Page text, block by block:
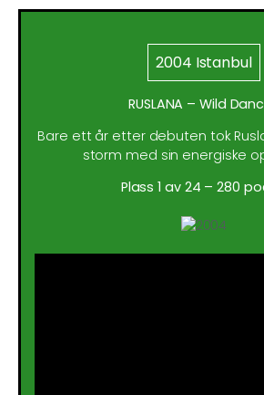
2004 Istanbul
RUSLANA – Wild
Bare ett år etter debuten tok
storm med sin energiske
Plass 1 av 24 – 280